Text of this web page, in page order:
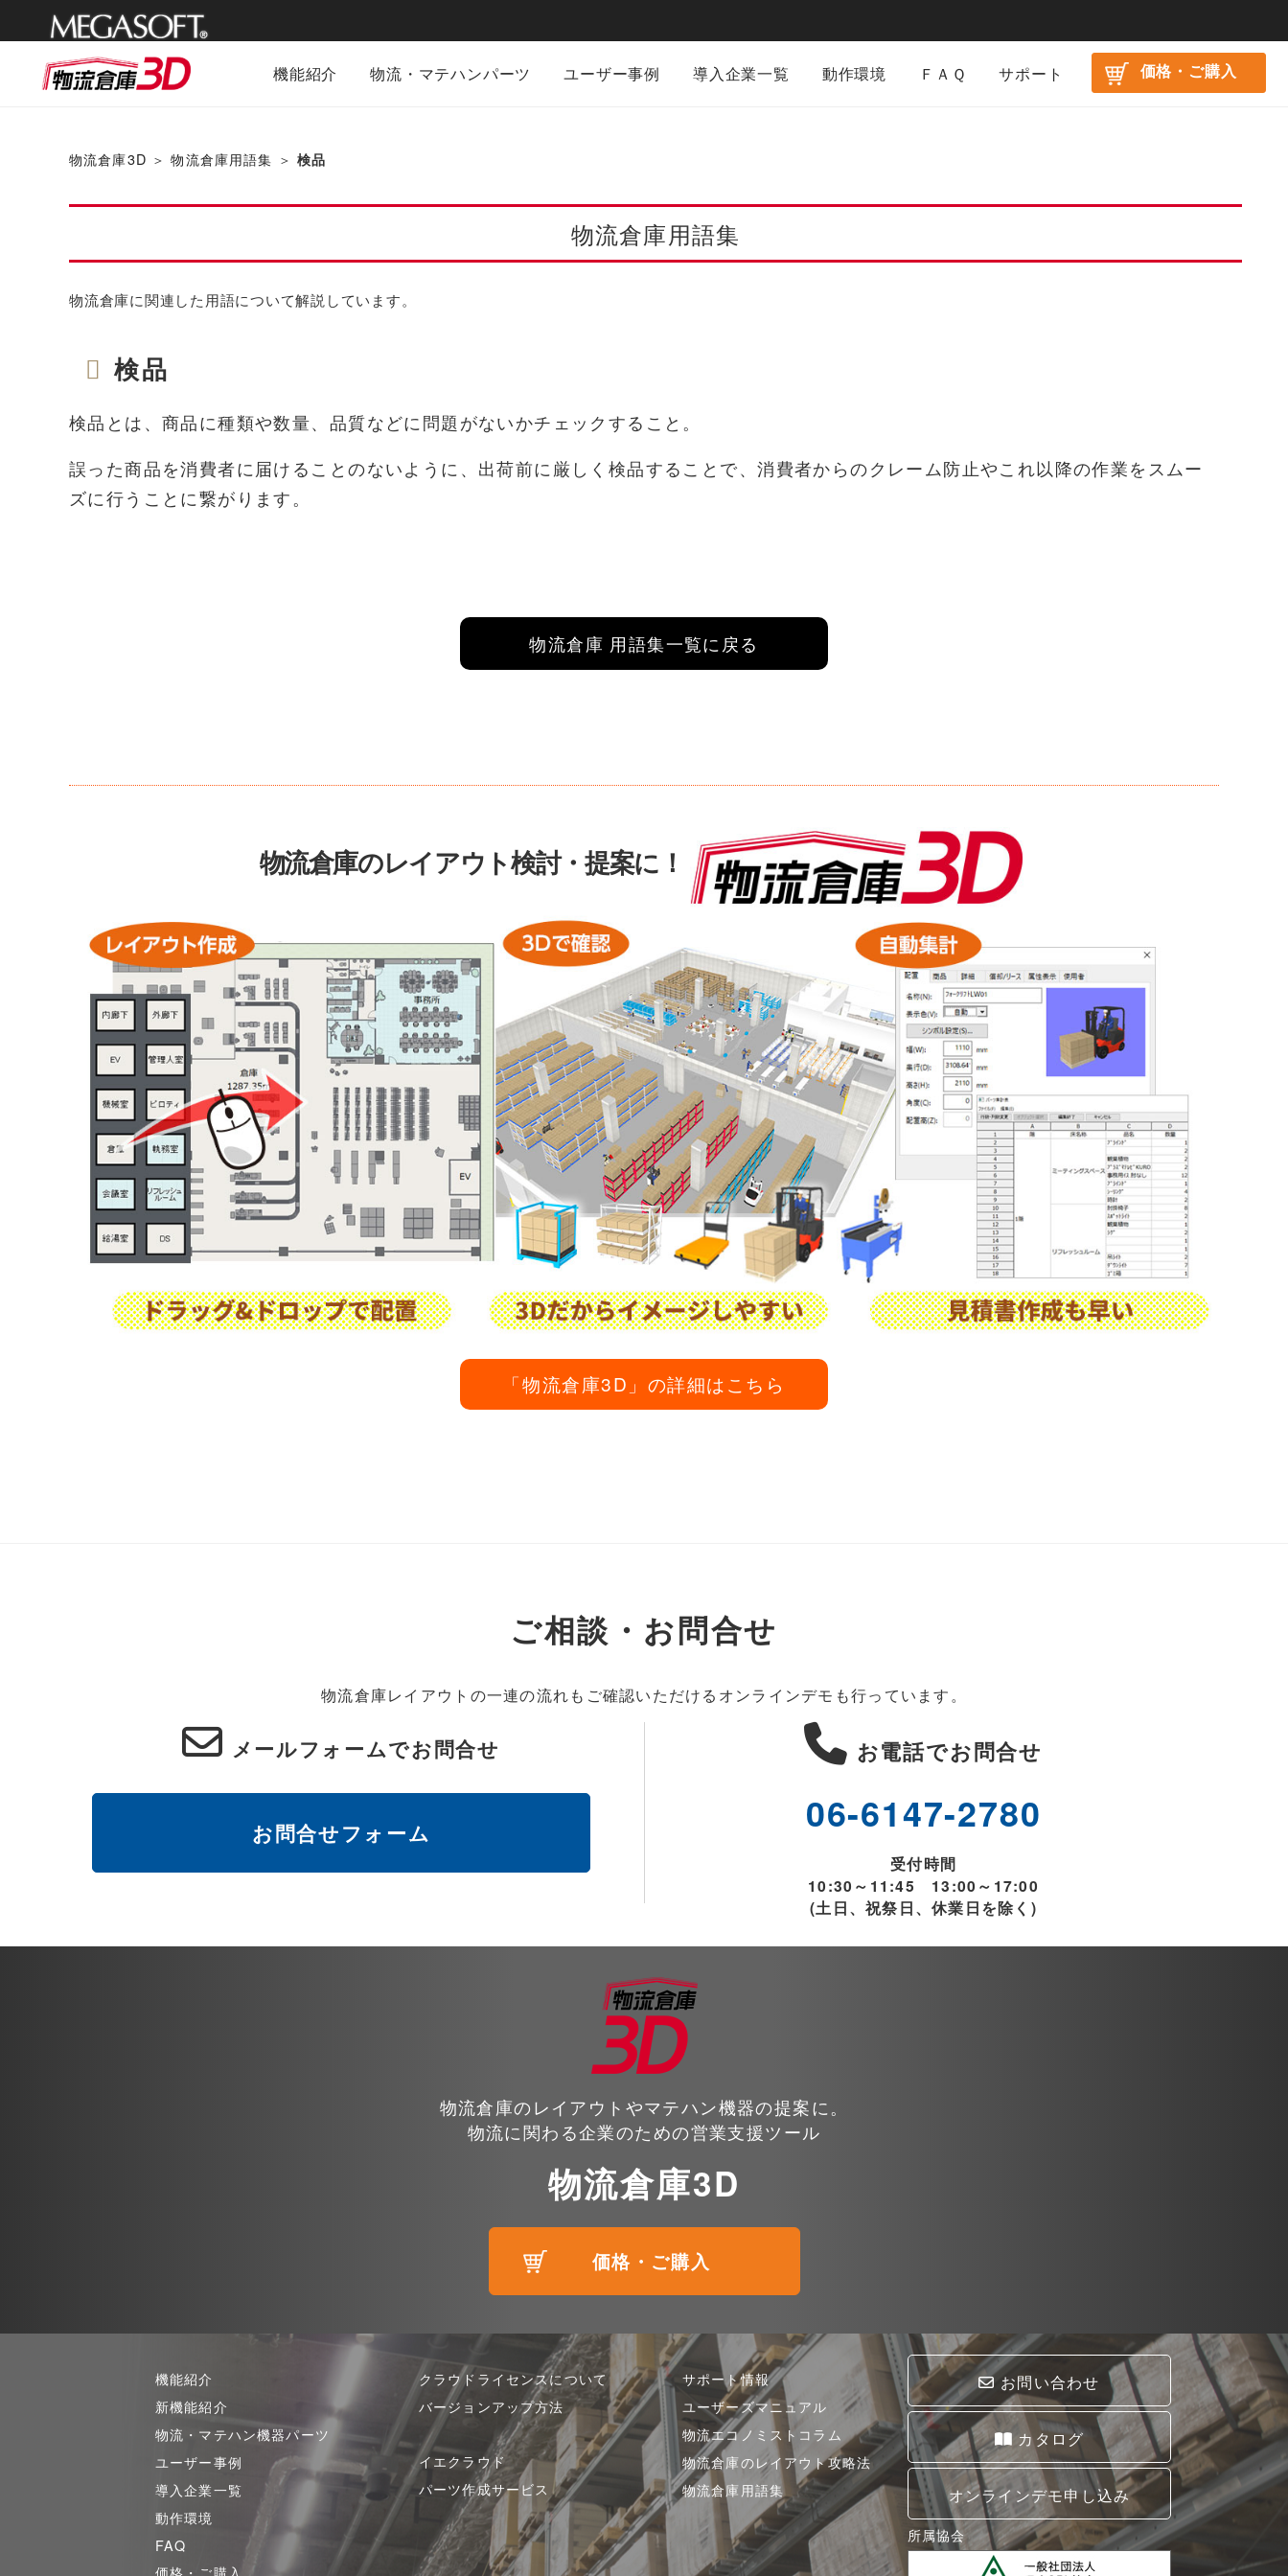
メガソフ
機能紹介 物流・マテハンパーツ ユーザー事例 導入企業一覧 動作環境 ＦＡＱ サポート 価格・ご購入
物流倉庫3D ＞物流倉庫用語集 ＞ 検品
物流倉庫用語集
物流倉庫に関連した用語について解説しています。
検品
検品とは、商品に種類や数量、品質などに問題がないかチェックすること。
誤った商品を消費者に届けることのないように、出荷前に厳しく検品することで、消費者からのクレーム防止やこれ以降の作業をスムー
ズに行うことに繋がります。
物流倉庫 用語集一覧に戻る
物流倉庫のレイアウト検討・提案に！
「物流倉庫3D」の詳細はこちら
ご相談・お問合せ
物流倉庫レイアウトの一連の流れもご確認いただけるオンラインデモも行っています。
メールフォームでお問合せ
お問合せフォーム
お電話でお問合せ
06-6147-2780
受付時間
10:30～11:45 13:00～17:00
(土日、祝祭日、休業日を除く)
物流倉庫のレイアウトやマテハン機器の提案に。
物流に関わる企業のための営業支援ツール
物流倉庫3D
価格・ご購入
機能紹介
新機能紹介
物流・マテハン機器パーツ
ユーザー事例
導入企業一覧
動作環境
FAQ
クラウドライセンスについて
バージョンアップ方法
イエクラウド
パーツ作成サービス
サポート情報
ユーザーズマニュアル
物流エコノミストコラム
物流倉庫のレイアウト攻略法
物流倉庫用語集
お問い合わせ
カタログ
オンラインデモ申し込み
所属協会